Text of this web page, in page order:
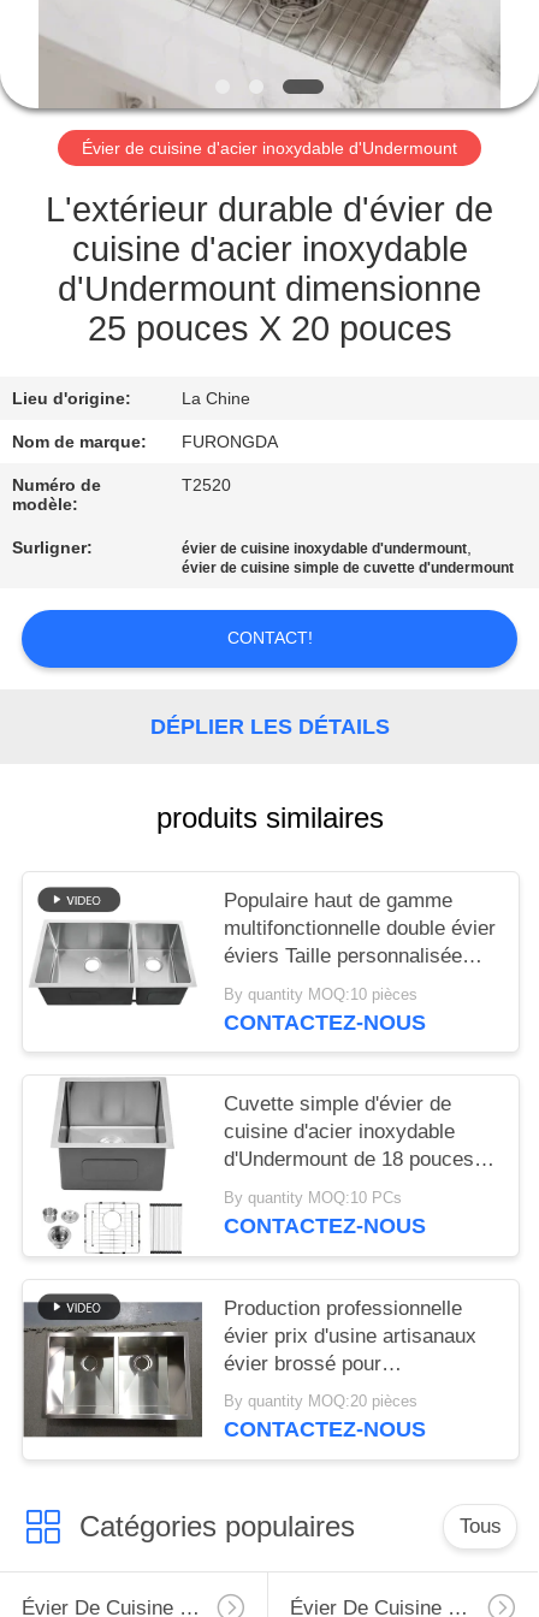
CONTRÔLE
DE
QUALITÉ
CONTACTEZ-
NOUS
DEMANDEZ
CITATION
PLAN
DU
SITE
PRIVACY
POLICY
Évier de cuisine d'acier inoxydable d'Undermount
L'extérieur durable d'évier de
cuisine d'acier inoxydable
d'Undermount dimensionne
25 pouces X 20 pouces
Lieu d'origine: La Chine
Nom de marque: FURONGDA
Numéro de
modèle:
T2520
Surligner: évier de cuisine inoxydable d'undermount,
évier de cuisine simple de cuvette d'undermount
CONTACT!
DÉPLIER LES DÉTAILS
produits similaires
Populaire haut de gamme
multifonctionnelle double évier
éviers Taille personnalisée
Fabriqué à la main Sus304 en
acier inoxydable sous-monté
By quantity MOQ:10 pièces
CONTACTEZ-NOUS
Cuvette simple d'évier de
cuisine d'acier inoxydable
d'Undermount de 18 pouces
pour l'appartement
By quantity MOQ:10 PCs
CONTACTEZ-NOUS
Production professionnelle
évier prix d'usine artisanaux
évier brossé pour
appartement hôtel cuisine
sous-montage double bols
By quantity MOQ:20 pièces
CONTACTEZ-NOUS
Catégories populaires Tous
Évier De Cuisine D'acier Inoxydable De Tablier Évier De Cuisine Supérieur D'acier Inoxydable De Bâti